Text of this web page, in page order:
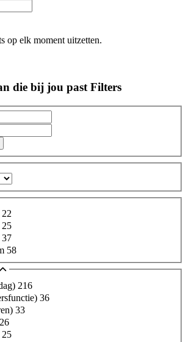
op elk moment uitzetten.
die bij jou past Filters
22
25
37
58
216
36
33
26
25